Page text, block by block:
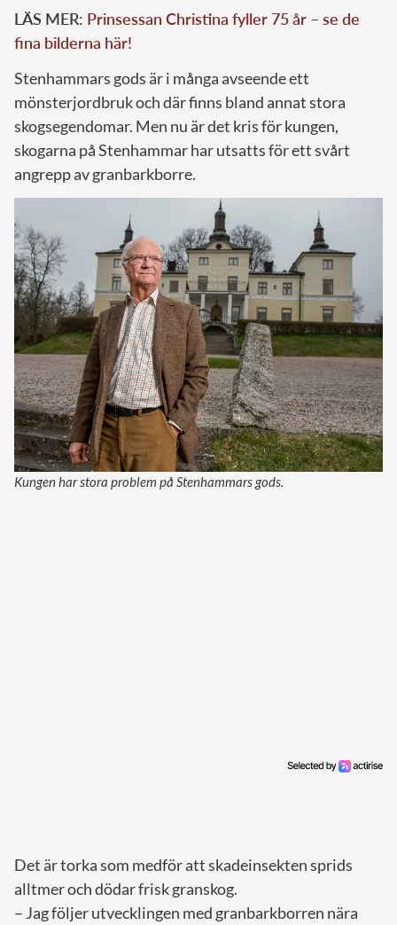
LÄS MER: Prinsessan Christina fyller 75 år – se de
fina bilderna här!
Stenhammars gods är i många avseende ett
mönsterjordbruk och där finns bland annat stora
skogsegendomar. Men nu är det kris för kungen,
skogarna på Stenhammar har utsatts för ett svårt
angrepp av granbarkborre.
Kungen har stora problem på Stenhammars gods.
Det är torka som medför att skadeinsekten sprids
alltmer och dödar frisk granskog.
– Jag följer utvecklingen med granbarkborren nära